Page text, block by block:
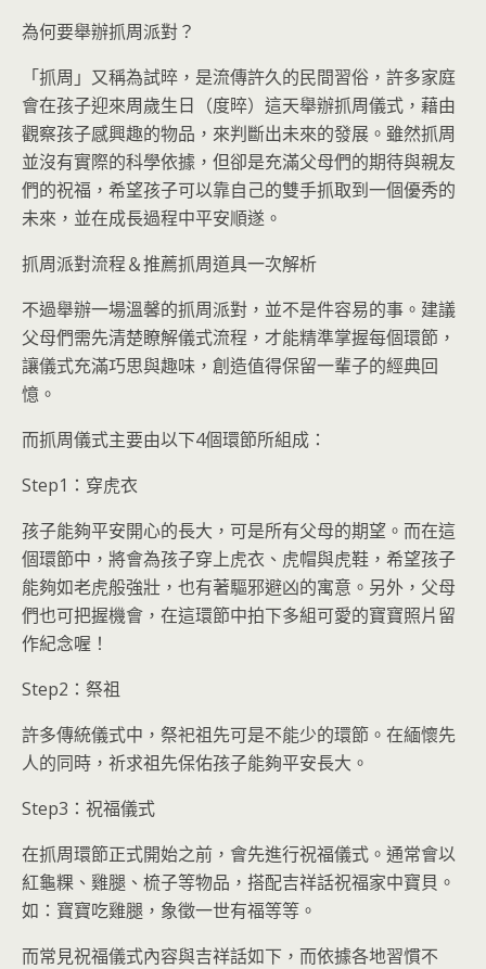
為何要舉辦抓周派對？
「抓周」又稱為試晬，是流傳許久的民間習俗，許多家庭
會在孩子迎來周歲生日（度晬）這天舉辦抓周儀式，藉由
觀察孩子感興趣的物品，來判斷出未來的發展。雖然抓周
並沒有實際的科學依據，但卻是充滿父母們的期待與親友
們的祝福，希望孩子可以靠自己的雙手抓取到一個優秀的
未來，並在成長過程中平安順遂。
抓周派對流程＆推薦抓周道具一次解析
不過舉辦一場溫馨的抓周派對，並不是件容易的事。建議
父母們需先清楚瞭解儀式流程，才能精準掌握每個環節，
讓儀式充滿巧思與趣味，創造值得保留一輩子的經典回
憶。
而抓周儀式主要由以下4個環節所組成：
Step1：穿虎衣
孩子能夠平安開心的長大，可是所有父母的期望。而在這
個環節中，將會為孩子穿上虎衣、虎帽與虎鞋，希望孩子
能夠如老虎般強壯，也有著驅邪避凶的寓意。另外，父母
們也可把握機會，在這環節中拍下多組可愛的寶寶照片留
作紀念喔！
Step2：祭祖
許多傳統儀式中，祭祀祖先可是不能少的環節。在緬懷先
人的同時，祈求祖先保佑孩子能夠平安長大。
Step3：祝福儀式
在抓周環節正式開始之前，會先進行祝福儀式。通常會以
紅龜粿、雞腿、梳子等物品，搭配吉祥話祝福家中寶貝。
如：寶寶吃雞腿，象徵一世有福等等。
而常見祝福儀式內容與吉祥話如下，而依據各地習慣不